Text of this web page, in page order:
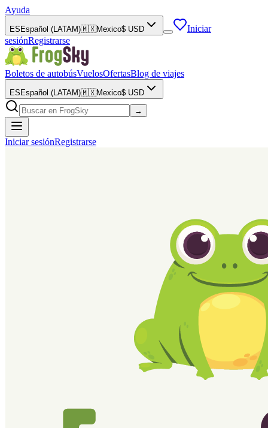
Ayuda
ES Español (LATAM)🇲🇽Mexico$ USD
Iniciar
sesiónRegistrarse
Boletos de autobúsVuelosOfertasBlog de viajes
ES Español (LATAM)🇲🇽Mexico$ USD
→
Iniciar sesiónRegistrarse